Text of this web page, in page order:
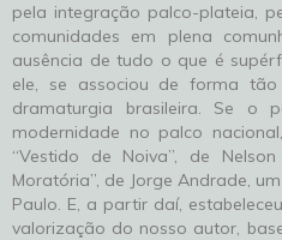
pela integração palco-plateia,
comunidades em plena
ausência de tudo o que é
ele, se associou de forma tão
dramaturgia brasileira. Se o
modernidade no palco
“Vestido de Noiva”, de
Moratória”, de Jorge Andrade,
Paulo. E, a partir daí,
valorização do nosso autor,